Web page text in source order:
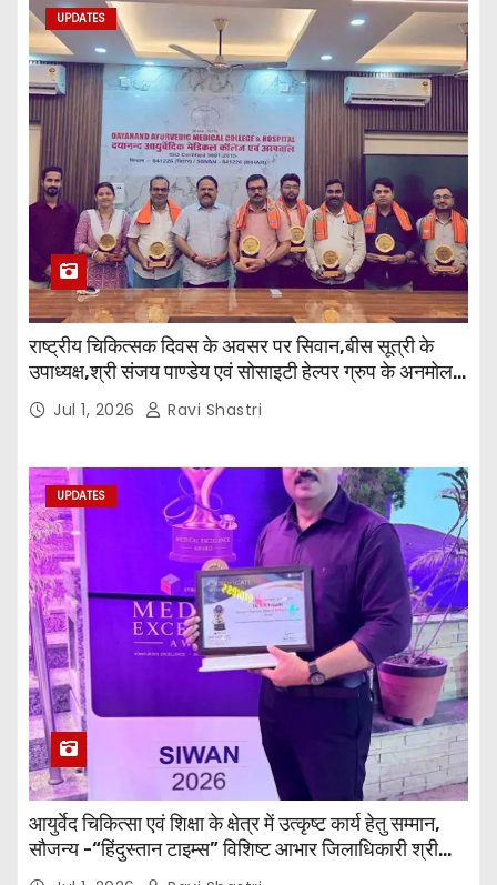
UPDATES
राष्ट्रीय चिकित्सक दिवस के अवसर पर सिवान,बीस सूत्री के
उपाध्यक्ष,श्री संजय पाण्डेय एवं सोसाइटी हेल्पर ग्रुप के अनमोल
जी तथा इनर व्हील क्लब की अध्यक्षा श्रीमती आरती अलोक वर्मा
एवं उनकी टीम द्वारा महाविद्यालय के प्राचार्य डॉ. सुधांशु शेखर
Jul 1, 2026 Ravi Shastri
UPDATES
आयुर्वेद चिकित्सा एवं शिक्षा के क्षेत्र में उत्कृष्ट कार्य हेतु सम्मान,
सौजन्य -“हिंदुस्तान टाइम्स” विशिष्ट आभार जिलाधिकारी श्री
विवेक रंजन मैत्रेय (भा०प्र० से०), आरक्षी अधीक्षक श्री पूरन झा